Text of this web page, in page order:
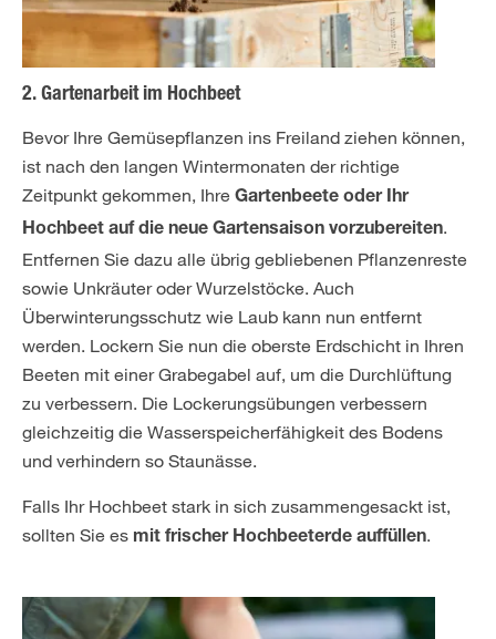
2. Gartenarbeit im Hochbeet
Bevor Ihre Gemüsepflanzen ins Freiland ziehen können,
ist nach den langen Wintermonaten der richtige
Zeitpunkt gekommen, Ihre Gartenbeete oder Ihr
Hochbeet auf die neue Gartensaison vorzubereiten.
Entfernen Sie dazu alle übrig gebliebenen Pflanzenreste
sowie Unkräuter oder Wurzelstöcke. Auch
Überwinterungsschutz wie Laub kann nun entfernt
werden. Lockern Sie nun die oberste Erdschicht in Ihren
Beeten mit einer Grabegabel auf, um die Durchlüftung
zu verbessern. Die Lockerungsübungen verbessern
gleichzeitig die Wasserspeicherfähigkeit des Bodens
und verhindern so Staunässe.
Falls Ihr Hochbeet stark in sich zusammengesackt ist,
sollten Sie es mit frischer Hochbeeterde auffüllen.